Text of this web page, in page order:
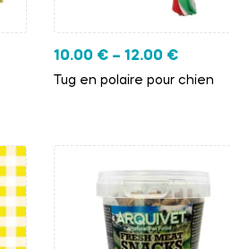
10.00 € – 12.00 €
Tug en polaire pour chien